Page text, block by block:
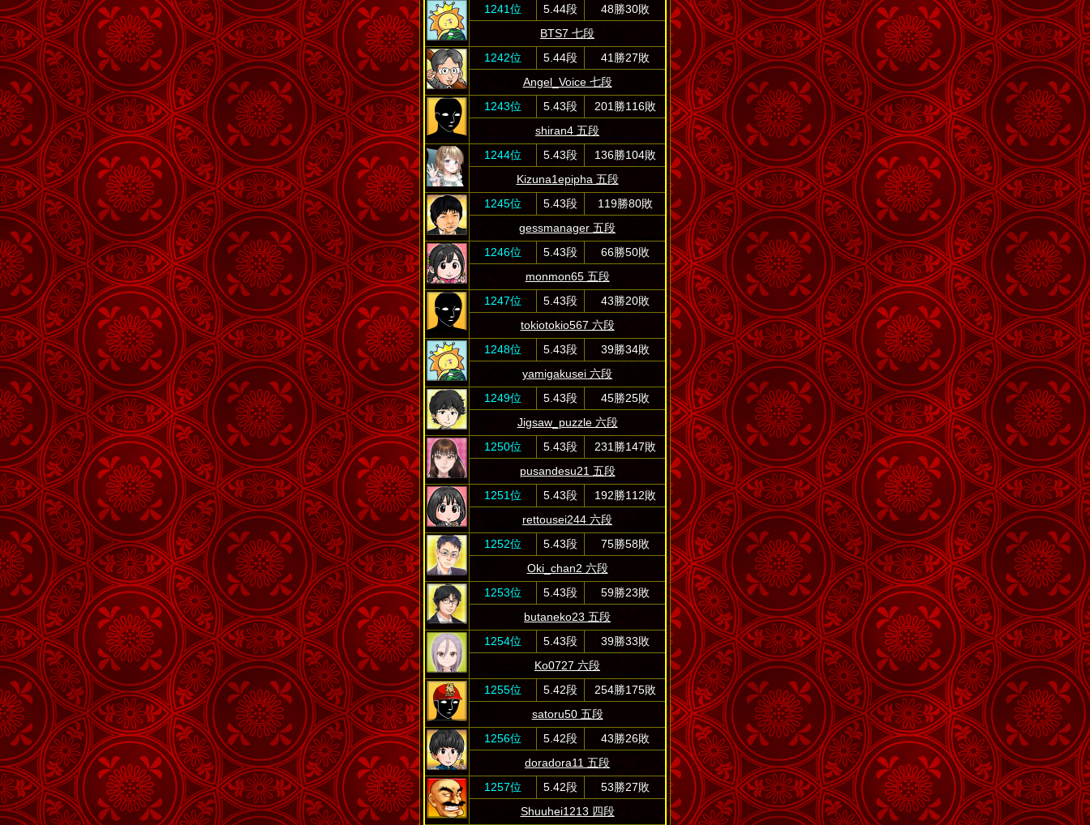
1241位
5.44段
48勝30敗
BTS7 七段
1242位
5.44段
41勝27敗
Angel_Voice 七段
1243位
5.43段
201勝116敗
shiran4 五段
1244位
5.43段
136勝104敗
Kizuna1epipha 五段
1245位
5.43段
119勝80敗
gessmanager 五段
1246位
5.43段
66勝50敗
monmon65 五段
1247位
5.43段
43勝20敗
tokiotokio567 六段
1248位
5.43段
39勝34敗
yamigakusei 六段
1249位
5.43段
45勝25敗
Jigsaw_puzzle 六段
1250位
5.43段
231勝147敗
pusandesu21 五段
1251位
5.43段
192勝112敗
rettousei244 六段
1252位
5.43段
75勝58敗
Oki_chan2 六段
1253位
5.43段
59勝23敗
butaneko23 五段
1254位
5.43段
39勝33敗
Ko0727 六段
1255位
5.42段
254勝175敗
satoru50 五段
1256位
5.42段
43勝26敗
doradora11 五段
1257位
5.42段
53勝27敗
Shuuhei1213 四段